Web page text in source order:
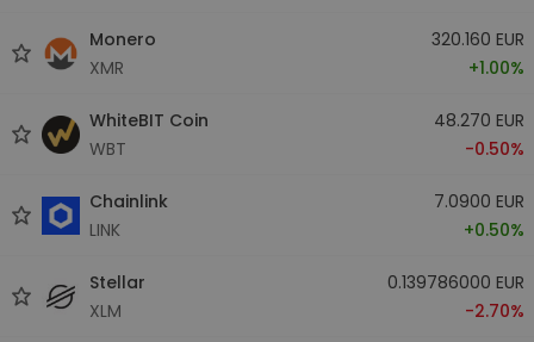
Monero
XMR
320.160 EUR
+1.00%
WhiteBIT Coin
WBT
48.270 EUR
-0.50%
Chainlink
LINK
7.0900 EUR
+0.50%
Stellar
XLM
0.139786000 EUR
-2.70%